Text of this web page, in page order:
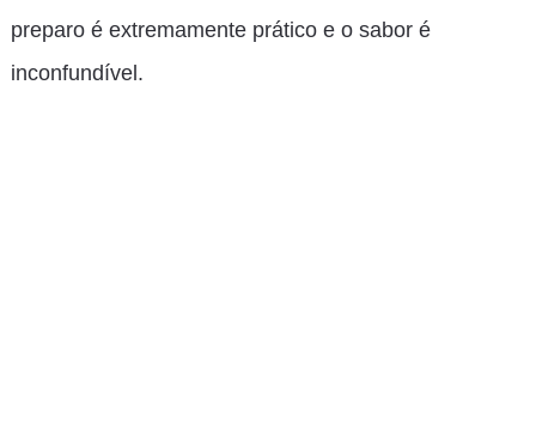
preparo é extremamente prático e o sabor é
inconfundível.